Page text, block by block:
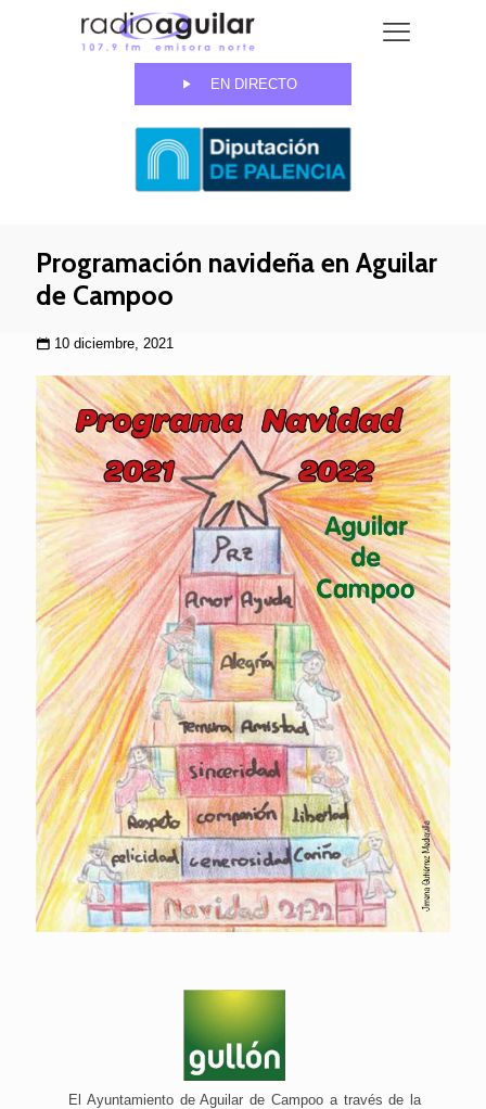
EN DIRECTO
Programación navideña en Aguilar
de Campoo
10 diciembre, 2021
El Ayuntamiento de Aguilar de Campoo a través de la